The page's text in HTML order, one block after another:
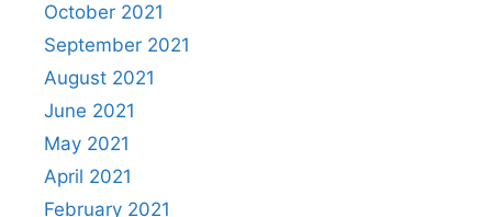
October 2021
September 2021
August 2021
June 2021
May 2021
April 2021
February 2021